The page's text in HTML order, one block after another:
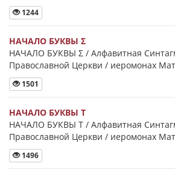
1244
НАЧАЛО БУКВЫ Σ
НАЧАЛО БУКВЫ Σ / Алфавитная
Православной Церкви / иеромонах
1501
НАЧАЛО БУКВЫ Τ
НАЧАЛО БУКВЫ Τ / Алфавитная
Православной Церкви / иеромонах
1496